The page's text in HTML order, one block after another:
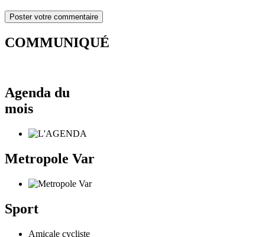
COMMUNIQUÉ
Agenda du
mois
Metropole Var
Sport
Amicale cycliste